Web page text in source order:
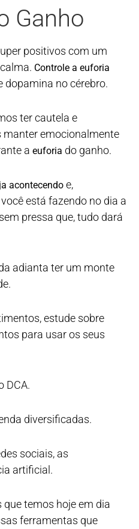
Ganho
positivos com um
Controle a euforia
dopamina no cérebro.
ter cautela e
manter emocionalmente
a euforia do ganho.
acontecendo e,
está fazendo no dia a
pressa que, tudo dará
adianta ter um monte
estude sobre
para usar os seus
DCA.
diversificadas.
sociais, as
artificial.
temos hoje em dia
ferramentas que